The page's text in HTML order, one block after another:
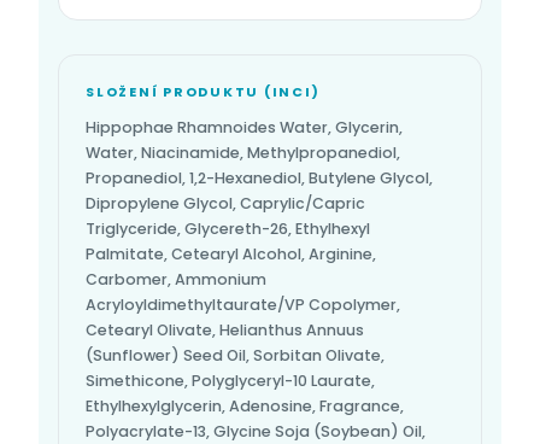
SLOŽENÍ PRODUKTU (INCI)
Hippophae Rhamnoides Water, Glycerin,
Water, Niacinamide, Methylpropanediol,
Propanediol, 1,2-Hexanediol, Butylene Glycol,
Dipropylene Glycol, Caprylic/Capric
Triglyceride, Glycereth-26, Ethylhexyl
Palmitate, Cetearyl Alcohol, Arginine,
Carbomer, Ammonium
Acryloyldimethyltaurate/VP Copolymer,
Cetearyl Olivate, Helianthus Annuus
(Sunflower) Seed Oil, Sorbitan Olivate,
Simethicone, Polyglyceryl-10 Laurate,
Ethylhexylglycerin, Adenosine, Fragrance,
Polyacrylate-13, Glycine Soja (Soybean) Oil,